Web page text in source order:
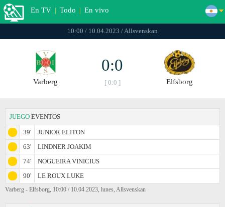
En TV | Todo | En vivo
10:00 / 10.04.2023 / Allsvenskan
Varberg
0:0
[ 0:0 ] Elfsborg
JUEGO EVENTOS
39'
JUNIOR ELITON
63'
LINDNER JOAKIM
74'
NOGUEIRA VINICIUS
90'
LE ROUX LUKE
Varberg - Elfsborg, 10:00 / 10.04.2023, lunes, Allsvenskan